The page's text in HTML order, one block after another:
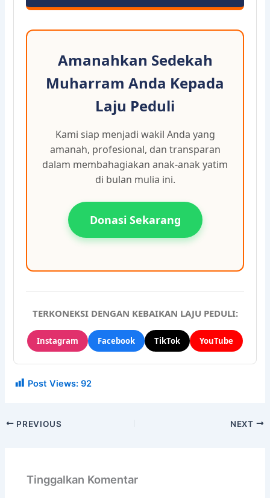
Amanahkan Sedekah
Muharram Anda Kepada
Laju Peduli
Kami siap menjadi wakil Anda yang
amanah, profesional, dan transparan
dalam membahagiakan anak-anak yatim
di bulan mulia ini.
Donasi Sekarang
TERKONEKSI DENGAN KEBAIKAN LAJU PEDULI:
Instagram Facebook TikTok YouTube
Post Views: 92
PREVIOUS NEXT
Tinggalkan Komentar